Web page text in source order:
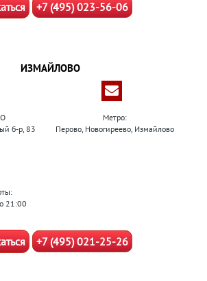
+7 (495) 023-56-06
ИЗМАЙЛОВО
б-р, 83
Метро:
Перово, Новогиреево, Измайлово
21:00
+7 (495) 021-25-26